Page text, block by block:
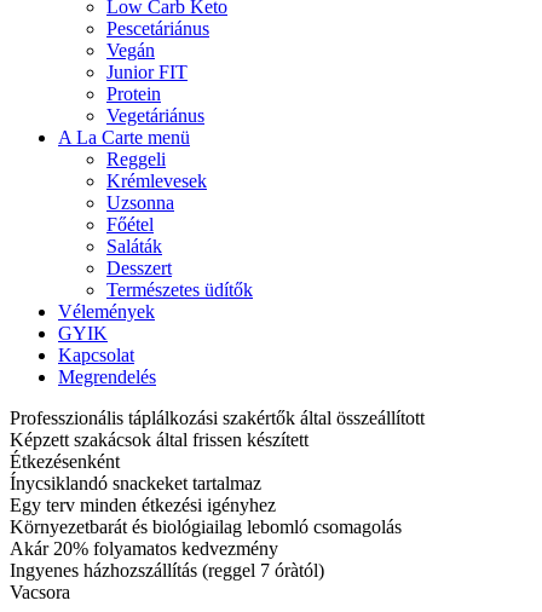
Low Carb Keto
Pescetáriánus
Vegán
Junior FIT
Protein
Vegetáriánus
A La Carte menü
Reggeli
Krémlevesek
Uzsonna
Főétel
Saláták
Desszert
Természetes üdítők
Vélemények
GYIK
Kapcsolat
Megrendelés
Professzionális táplálkozási szakértők által összeállított
Képzett szakácsok által frissen készített
Étkezésenként
Ínycsiklandó snackeket tartalmaz
Egy terv minden étkezési igényhez
Környezetbarát és biológiailag lebomló csomagolás
Akár 20% folyamatos kedvezmény
Ingyenes házhozszállítás (reggel 7 óràtól)
Vacsora